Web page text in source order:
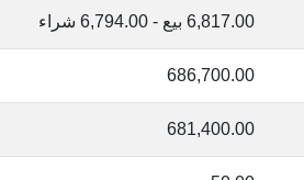
6,817.00 بيع - 6,794.00 شراء
686,700.00
681,400.00